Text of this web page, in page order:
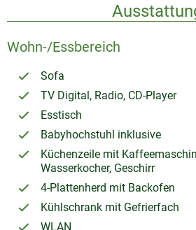
Wohn-/Essbereich
Sofa
TV Digital, Radio, CD-Player
Esstisch
Babyhochstuhl inklusive
Küchenzeile mit
Wasserkocher, Geschirr
4-Plattenherd mit Backofen
Kühlschrank mit Gefrierfach
WLAN